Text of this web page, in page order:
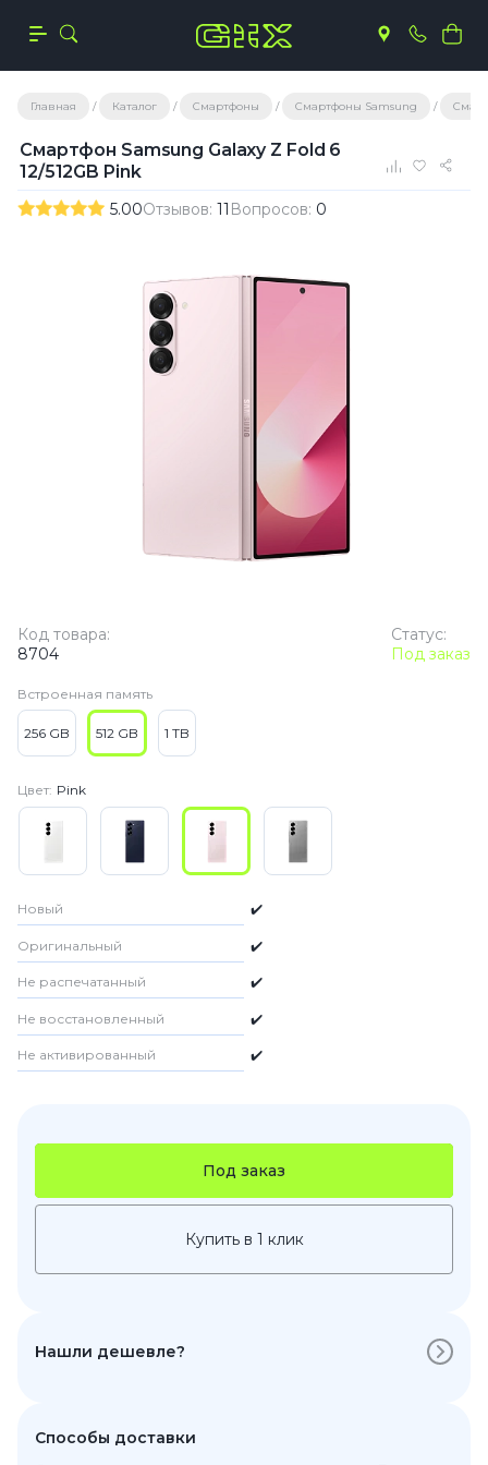
Главная Каталог Смартфоны Смартфоны Samsung
Смартфон Samsung Galaxy Z Fold 6
12/512GB Pink
5.00Отзывов: 11 Вопросов: 0
Статус:
Под заказ
Код товара:
8704
Встроенная память
256 GB 512 GB 1 TB
Цвет: Pink
Новый ✔️
Оригинальный ✔️
Не распечатанный ✔️
Не восстановленный ✔️
Не активированный ✔️
Под заказ
Купить в 1 клик
Нашли дешевле?
Способы доставки